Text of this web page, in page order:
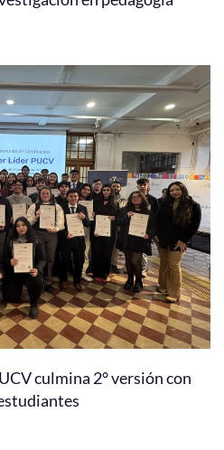
culmina 2° versión con